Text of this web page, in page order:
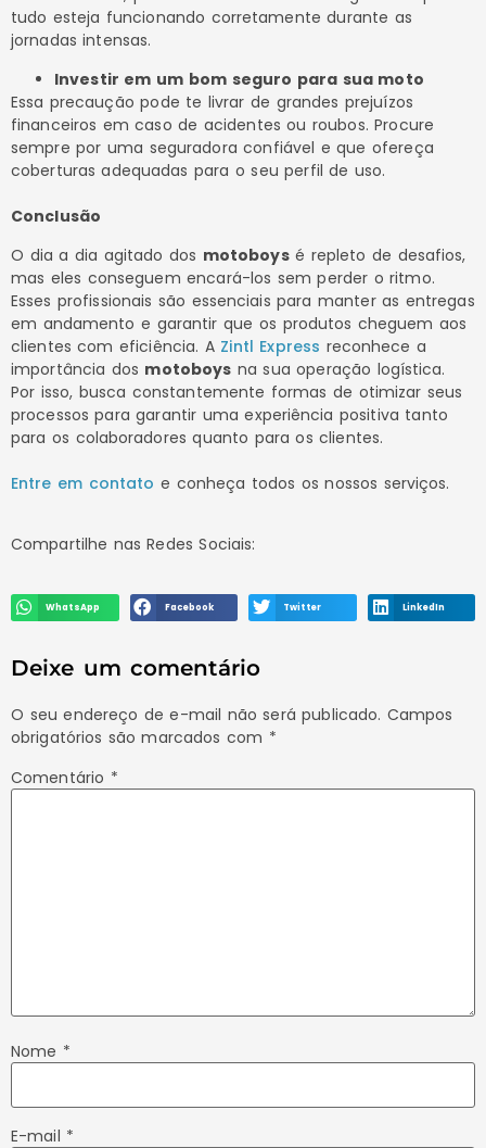
tudo esteja funcionando corretamente durante as
jornadas intensas.
Investir em um bom seguro para sua moto
Essa precaução pode te livrar de grandes prejuízos
financeiros em caso de acidentes ou roubos. Procure
sempre por uma seguradora confiável e que ofereça
coberturas adequadas para o seu perfil de uso.
Conclusão
O dia a dia agitado dos motoboysé repleto de desafios,
mas eles conseguem encará-los sem perder o ritmo.
Esses profissionais são essenciais para manter as entregas
em andamento e garantir que os produtos cheguem aos
clientes com eficiência. A Zintl Express reconhece a
importância dos motoboys na sua operação logística.
Por isso, busca constantemente formas de otimizar seus
processos para garantir uma experiência positiva tanto
para os colaboradores quanto para os clientes.
Entre em contato e conheça todos os nossos serviços.
Compartilhe nas Redes Sociais:
WhatsApp Facebook Twitter LinkedIn
Deixe um comentário
O seu endereço de e-mail não será publicado. Campos
obrigatórios são marcados com *
Comentário *
Nome *
E-mail *